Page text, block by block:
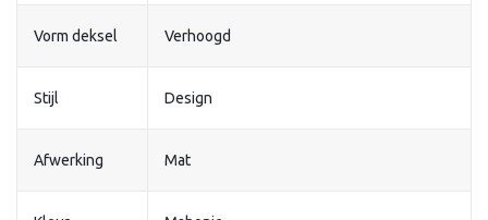
Vorm deksel Verhoogd
Stijl Design
Afwerking Mat